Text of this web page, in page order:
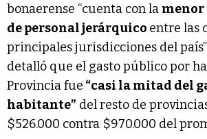
bonaerense “cuenta con la
de personal jerárquico entre las
principales jurisdicciones del
detalló que el gasto público por
Provincia fue “casi la mitad del
habitante” del resto de
$526.000 contra $970.000 del